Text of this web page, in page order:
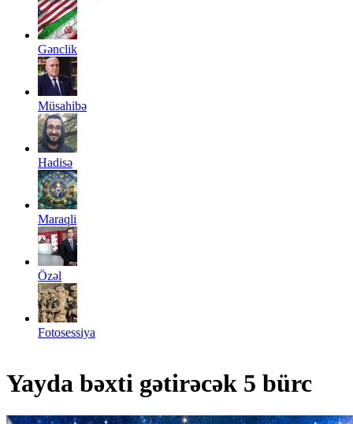
Gənclik
Müsahibə
Hadisə
Maraqli
Özəl
Fotosessiya
​Yayda bəxti gətirəcək 5 bürc